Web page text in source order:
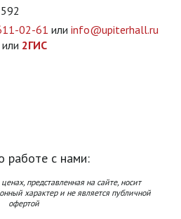
02-61 или info@upiterhall.ru
или 2ГИС
работе с нами:
представленная на сайте, носит
характер и не является публичной
офертой